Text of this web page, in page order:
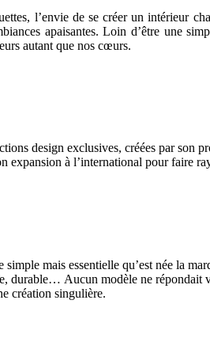
l’envie de se créer un intérieur
apaisantes. Loin d’être une
autant que nos cœurs.
design exclusives, créées par son
expansion à l’international pour faire
mais essentielle qu’est née la
Aucun modèle ne répondait
création singulière.